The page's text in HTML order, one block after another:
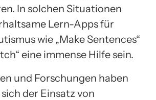
In solchen Situationen
Lern-Apps für
wie „Make Sentences“
eine immense Hilfe sein.
und Forschungen haben
der Einsatz von